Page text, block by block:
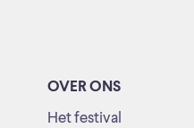
OVER ONS
Het festival